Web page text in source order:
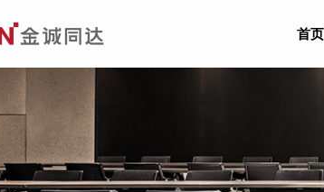
首页